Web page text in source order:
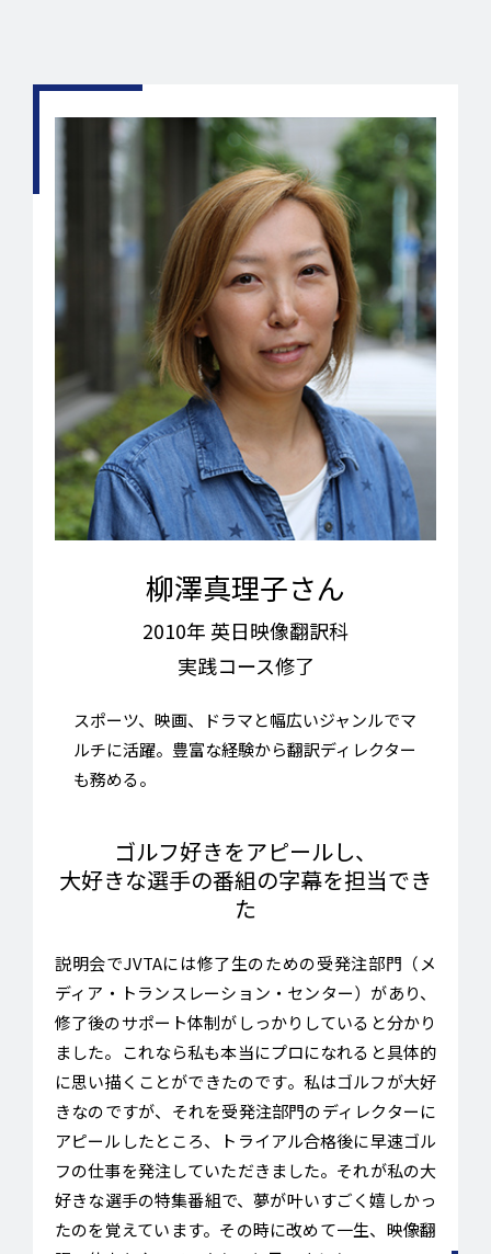
柳澤真理子さん
2010年 英日映像翻訳科
実践コース修了
スポーツ、映画、ドラマと幅広いジャンルでマ
ルチに活躍。豊富な経験から翻訳ディレクター
も務める。
ゴルフ好きをアピールし、
大好きな選手の番組の字幕を担当でき
た
説明会でJVTAには修了生のための受発注部門（メ
ディア・トランスレーション・センター）があり、
修了後のサポート体制がしっかりしていると分かり
ました。これなら私も本当にプロになれると具体的
に思い描くことができたのです。私はゴルフが大好
きなのですが、それを受発注部門のディレクターに
アピールしたところ、トライアル合格後に早速ゴル
フの仕事を発注していただきました。それが私の大
好きな選手の特集番組で、夢が叶いすごく嬉しかっ
たのを覚えています。その時に改めて一生、映像翻